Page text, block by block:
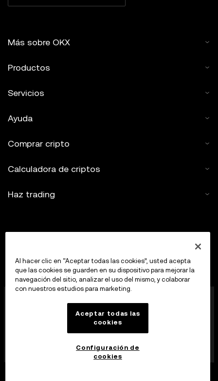
Más sobre OKX
Productos
Servicios
Ayuda
Comprar cripto
Calculadora de criptos
Haz trading
comercial de OKX, es ahora una plataforma de trading
de criptoactivos autorizada como proveedor de
servicios de criptoactivos por la MFSA, de
conformidad con el artículo 28 de la Ley de los
mercados de criptoactivos (Capítulo 647 de las Leyes
Al hacer clic en “Aceptar todas las cookies”, usted acepta
que las cookies se guarden en su dispositivo para mejorar la
navegación del sitio, analizar el uso del mismo, y colaborar
con nuestros estudios para marketing.
Aceptar todas las
cookies
Configuración de
cookies